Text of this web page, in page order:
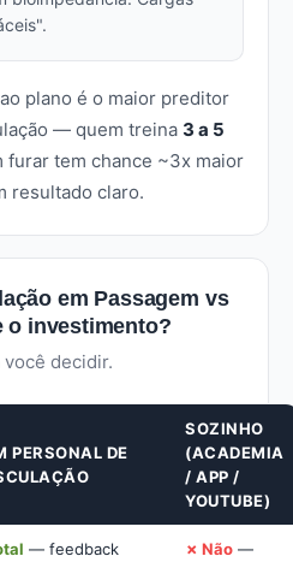
plano é o maior preditor
— quem treina 3 a 5
furar tem chance ~3x maior
resultado claro.
em Passagem vs
o investimento?
decidir.
PERSONAL DE
SOZINHO
(ACADEMIA
/ APP /
YOUTUBE)
— feedback
✗ Não —